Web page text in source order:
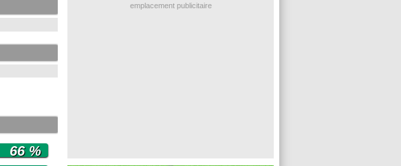
66 %
emplacement publicitaire